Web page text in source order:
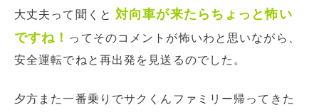
大丈夫って聞くと対向車が来たらちょっと怖い
ですね！ ってそのコメントが怖いわと思いながら、
安全運転でねと再出発を見送るのでした。
夕方また一番乗りでサクくんファミリー帰ってきた